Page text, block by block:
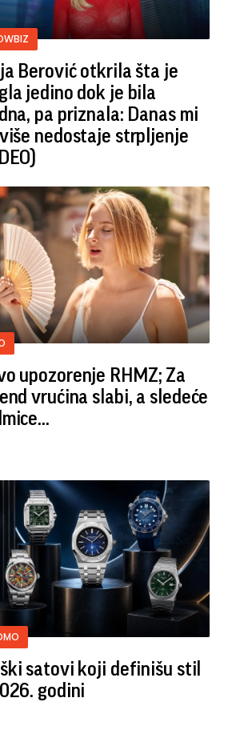
Berović otkrila šta je
jedino dok je bila
pa priznala: Danas mi
nedostaje strpljenje
upozorenje RHMZ; Za
vrućina slabi, a sledeće
satovi koji definišu stil
godini